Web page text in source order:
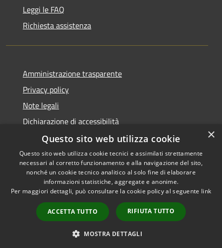
Leggi le FAQ
Richiesta assistenza
Amministrazione trasparente
Privacy policy
Note legali
Dichiarazione di accessibilità
Accessibilità
Privacy
Mappa del sito
Copyright © 2026 • Comune di
Atri • Powered by
Municipium•Accesso
redazione
×
Questo sito web utilizza cookie
Questo sito web utilizza cookie tecnici e assimilati strettamente
necessari al corretto funzionamento e alla navigazione del sito,
nonché un cookie tecnico analitico al solo fine di elaborare
informazioni statistiche, aggregate e anonime.
Per maggiori dettagli, può consultare la cookie policy al seguente link
ACCETTA TUTTO RIFIUTA TUTTO
MOSTRA DETTAGLI